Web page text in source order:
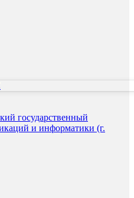
государственный
и информатики (г.